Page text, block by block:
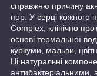
справжню причину
пор. У серці кожного
Complex, клінічно
основі термальної
куркуми, мальви,
Ці натуральні
антибактеріальними,